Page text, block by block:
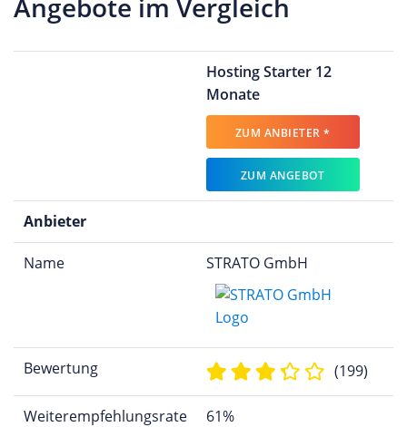
Hosting Starter 12
Monate
ZUM ANBIETER *
ZUM ANGEBOT
Anbieter
Name STRATO GmbH
Bewertung (199)
Weiterempfehlungsrate 61%